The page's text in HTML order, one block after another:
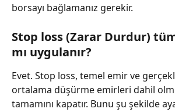
borsayı bağlamanız gerekir.
Stop loss (Zarar Durdur)
mı uygulanır?
Evet. Stop loss, temel emir ve
ortalama düşürme emirleri dahil
tamamını kapatır. Bunu şu şekilde